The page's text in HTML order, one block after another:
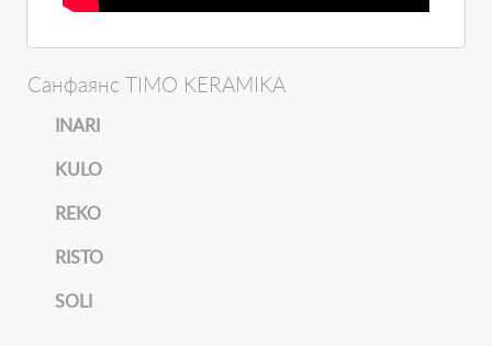
Санфаянс TIMO KERAMIKA
INARI
KULO
REKO
RISTO
SOLI